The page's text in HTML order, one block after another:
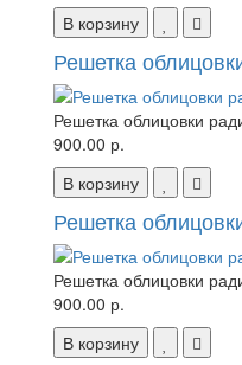
В корзину
Решетка
Решетка облицовки
900.00 р.
В корзину
Решетка
Решетка облицовки
900.00 р.
В корзину